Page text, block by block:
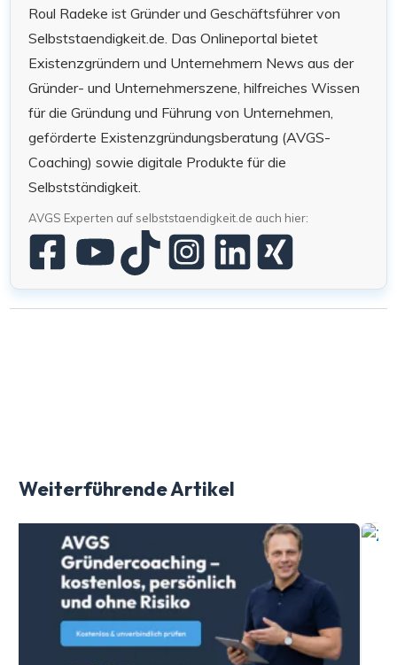
Roul Radeke ist Gründer und Geschäftsführer von
Selbststaendigkeit.de. Das Onlineportal bietet
Existenzgründern und Unternehmern News aus der
Gründer- und Unternehmerszene, hilfreiches Wissen
für die Gründung und Führung von Unternehmen,
geförderte Existenzgründungsberatung (AVGS-
Coaching) sowie digitale Produkte für die
Selbstständigkeit.
AVGS Experten auf selbststaendigkeit.de auch hier:
Weiterführende Artikel